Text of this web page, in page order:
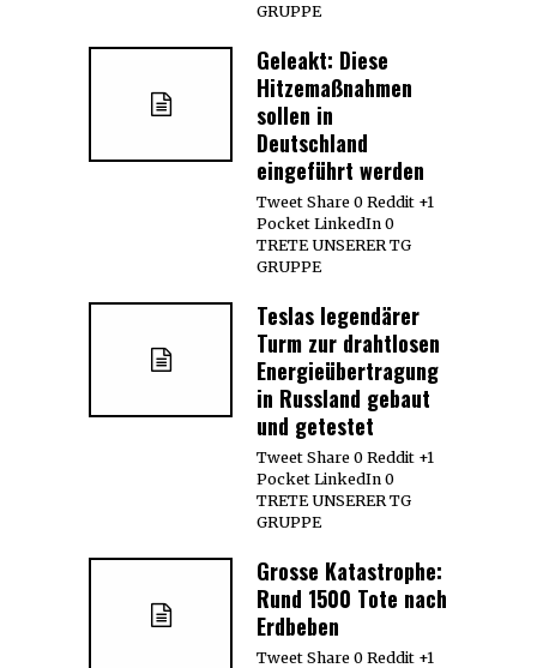
GRUPPE
Geleakt: Diese
Hitzemaßnahmen
sollen in
Deutschland
eingeführt werden
Tweet Share 0 Reddit +1
Pocket LinkedIn 0
TRETE UNSERER TG
GRUPPE
Teslas legendärer
Turm zur drahtlosen
Energieübertragung
in Russland gebaut
und getestet
Tweet Share 0 Reddit +1
Pocket LinkedIn 0
TRETE UNSERER TG
GRUPPE
Grosse Katastrophe:
Rund 1500 Tote nach
Erdbeben
Tweet Share 0 Reddit +1